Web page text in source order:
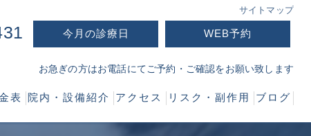
サイトマップ
今月の診療日 WEB予約
お急ぎの方はお電話にてご予約・ご確認をお願い致します
表 院内・設備紹介 アクセス リスク・副作用 ブログ